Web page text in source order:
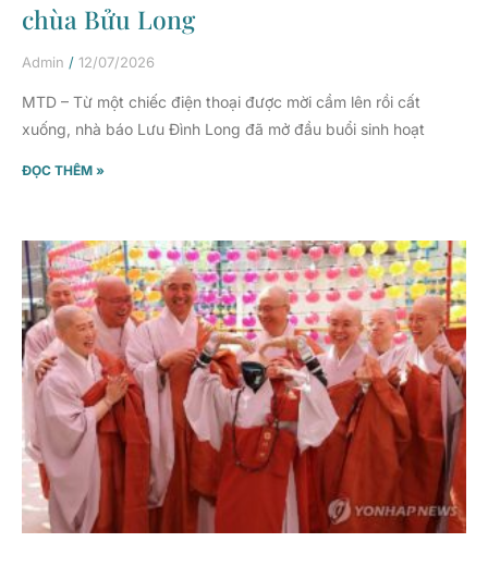
chùa Bửu Long
Admin 12/07/2026
MTD – Từ một chiếc điện thoại được mời cầm lên rồi cất
xuống, nhà báo Lưu Đình Long đã mở đầu buổi sinh hoạt
ĐỌC THÊM »